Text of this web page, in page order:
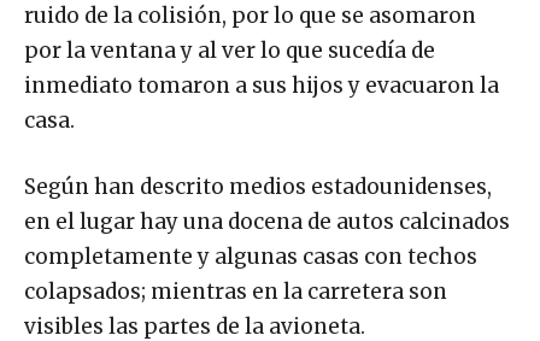
ruido de la colisión, por lo que se asomaron
por la ventana y al ver lo que sucedía de
inmediato tomaron a sus hijos y evacuaron la
casa.
Según han descrito medios estadounidenses,
en el lugar hay una docena de autos calcinados
completamente y algunas casas con techos
colapsados; mientras en la carretera son
visibles las partes de la avioneta.